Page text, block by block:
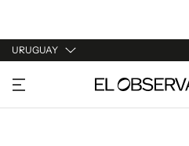
URUGUAY
URUGUAY
ARGENTINA